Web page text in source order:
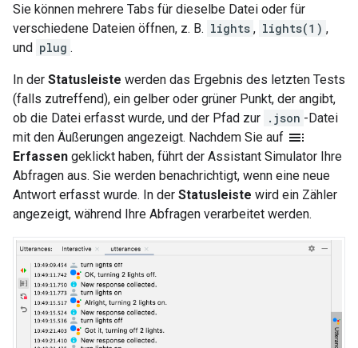
Sie können mehrere Tabs für dieselbe Datei oder für
verschiedene Dateien öffnen, z. B. lights , lights(1) ,
und plug .
In der Statusleiste werden das Ergebnis des letzten Tests
(falls zutreffend), ein gelber oder grüner Punkt, der angibt,
ob die Datei erfasst wurde, und der Pfad zur .json -Datei
mit den Äußerungen angezeigt. Nachdem Sie auf toc
Erfassen geklickt haben, führt der Assistant Simulator Ihre
Abfragen aus. Sie werden benachrichtigt, wenn eine neue
Antwort erfasst wurde. In der Statusleiste wird ein Zähler
angezeigt, während Ihre Abfragen verarbeitet werden.